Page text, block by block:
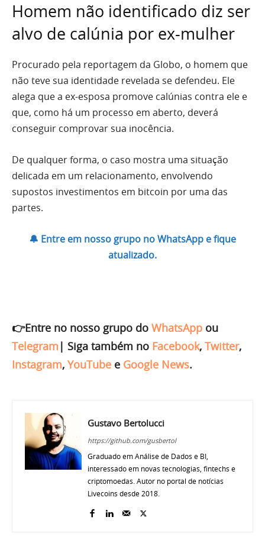
Homem não identificado diz ser
alvo de calúnia por ex-mulher
Procurado pela reportagem da Globo, o homem que
não teve sua identidade revelada se defendeu. Ele
alega que a ex-esposa promove calúnias contra ele e
que, como há um processo em aberto, deverá
conseguir comprovar sua inocência.
De qualquer forma, o caso mostra uma situação
delicada em um relacionamento, envolvendo
supostos investimentos em bitcoin por uma das
partes.
🔔 Entre em nosso grupo no WhatsApp e fique
atualizado.
👉Entre no nosso grupo do WhatsApp ou
Telegram | Siga também no Facebook, Twitter,
Instagram, YouTube e Google News.
Gustavo Bertolucci
https://github.com/gusbertol
Graduado em Análise de Dados e BI,
interessado em novas tecnologias, fintechs e
criptomoedas. Autor no portal de notícias
Livecoins desde 2018.